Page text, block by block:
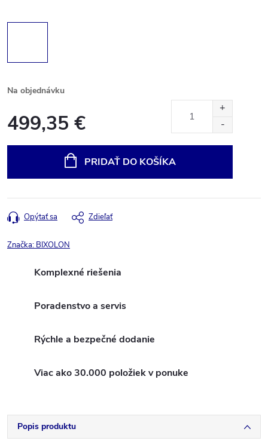
Na objednávku
499,35 €
PRIDAŤ DO KOŠÍKA
Opýtať sa Zdieľať
Značka: BIXOLON
Komplexné riešenia
Poradenstvo a servis
Rýchle a bezpečné dodanie
Viac ako 30.000 položiek v ponuke
Popis produktu